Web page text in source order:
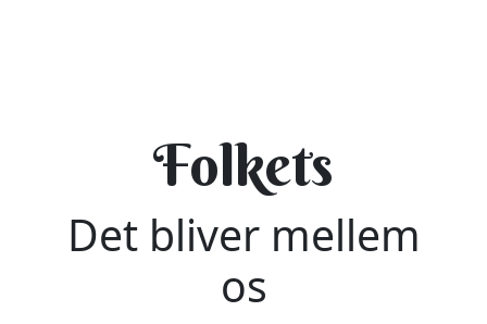
Folkets
Det bliver mellem
os